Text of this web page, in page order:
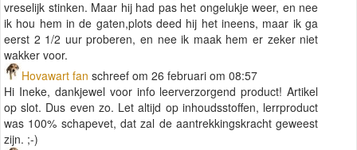
vreselijk stinken. Maar hij had pas het ongelukje weer, en nee
ik hou hem in de gaten,plots deed hij het ineens, maar ik ga
eerst 2 1/2 uur proberen, en nee ik maak hem er zeker niet
wakker voor.
Hovawart fan schreef om 26 februari om 08:57
Hi Ineke, dankjewel voor info leerverzorgend product! Artikel
op slot. Dus even zo. Let altijd op inhoudsstoffen, lerrproduct
was 100% schapevet, dat zal de aantrekkingskracht geweest
zijn. ;-)